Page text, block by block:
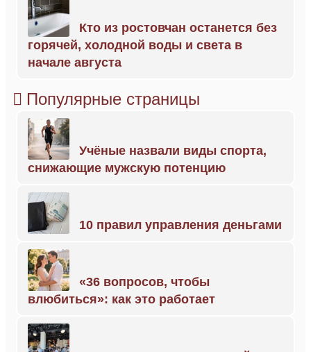
Кто из ростовчан останется без
горячей, холодной воды и света в
начале августа
Популярные страницы
Учёные назвали виды спорта,
снижающие мужскую потенцию
10 правил управления деньгами
«36 вопросов, чтобы
влюбиться»: как это работает